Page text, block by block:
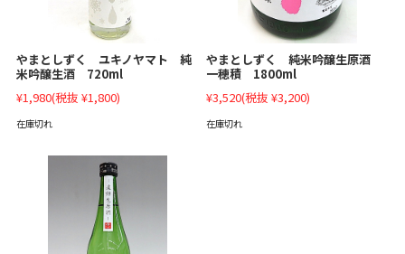
やまとしずく ユキノヤマト 純
米吟醸生酒 720ml
¥1,980(税抜 ¥1,800)
在庫切れ
やまとしずく 純米吟醸生原酒
一穂積 1800ml
¥3,520(税抜 ¥3,200)
在庫切れ